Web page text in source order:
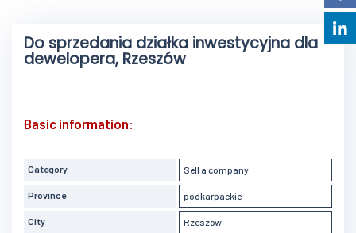
Do sprzedania działka inwestycyjna dla
dewelopera, Rzeszów
Basic information:
Category Sell a company
Province podkarpackie
City Rzeszów